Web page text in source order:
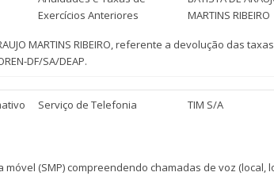
Exercícios Anteriores
MARTINS RIBEIRO
MARTINS RIBEIRO, referente a devolução das
DF/SA/DEAP.
Serviço de Telefonia TIM S/A
(SMP) compreendendo chamadas de voz (local,